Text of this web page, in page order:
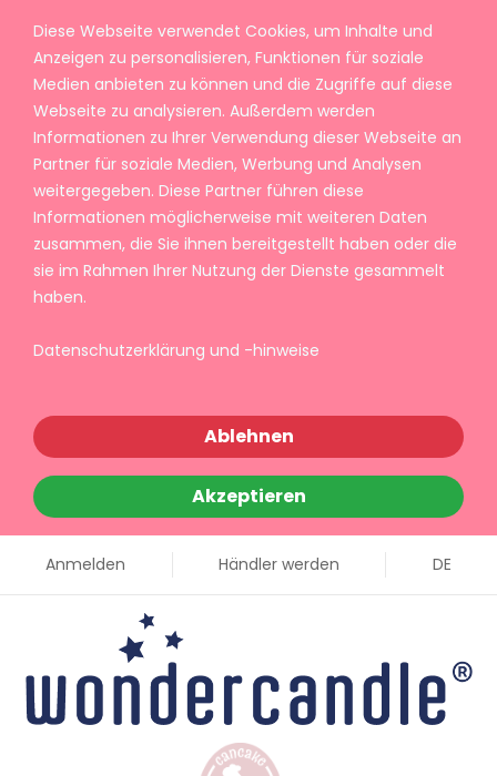
Diese Webseite verwendet Cookies, um Inhalte und
Anzeigen zu personalisieren, Funktionen für soziale
Medien anbieten zu können und die Zugriffe auf diese
Webseite zu analysieren. Außerdem werden
Informationen zu Ihrer Verwendung dieser Webseite an
Partner für soziale Medien, Werbung und Analysen
weitergegeben. Diese Partner führen diese
Informationen möglicherweise mit weiteren Daten
zusammen, die Sie ihnen bereitgestellt haben oder die
sie im Rahmen Ihrer Nutzung der Dienste gesammelt
haben.
Datenschutzerklärung und -hinweise
Ablehnen
Akzeptieren
Anmelden Händler werden DE